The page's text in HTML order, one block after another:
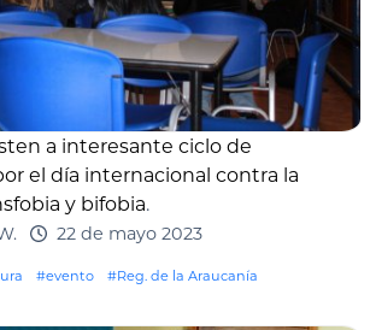
a interesante ciclo de
el día internacional contra la
y bifobia.
22 de mayo 2023
#evento #Reg. de la Araucanía